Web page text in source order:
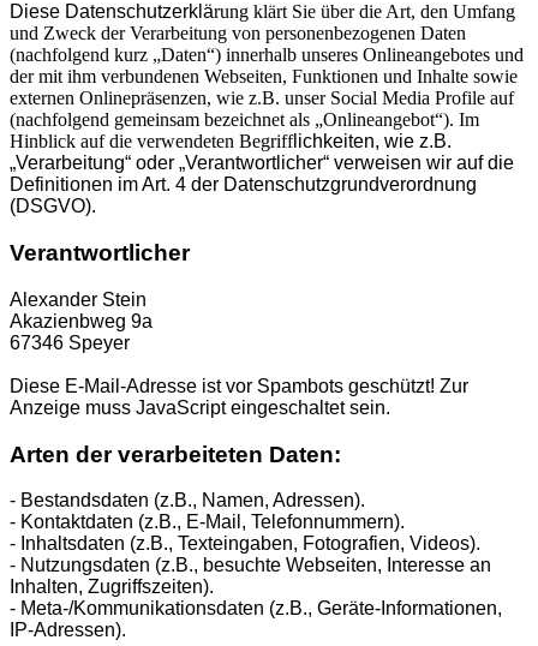
Diese Datenschutzerklärung klärt Sie über die Art, den Umfang
und Zweck der Verarbeitung von personenbezogenen Daten
(nachfolgend kurz „Daten“) innerhalb unseres Onlineangebotes und
der mit ihm verbundenen Webseiten, Funktionen und Inhalte sowie
externen Onlinepräsenzen, wie z.B. unser Social Media Profile auf
(nachfolgend gemeinsam bezeichnet als „Onlineangebot“). Im
Hinblick auf die verwendeten Begrifflichkeiten, wie z.B.
„Verarbeitung“ oder „Verantwortlicher“ verweisen wir auf die
Definitionen im Art. 4 der Datenschutzgrundverordnung
(DSGVO).
Verantwortlicher
Alexander Stein
Akazienbweg 9a
67346 Speyer
Diese E-Mail-Adresse ist vor Spambots geschützt! Zur
Anzeige muss JavaScript eingeschaltet sein.
Arten der verarbeiteten Daten:
- Bestandsdaten (z.B., Namen, Adressen).
- Kontaktdaten (z.B., E-Mail, Telefonnummern).
- Inhaltsdaten (z.B., Texteingaben, Fotografien, Videos).
- Nutzungsdaten (z.B., besuchte Webseiten, Interesse an
Inhalten, Zugriffszeiten).
- Meta-/Kommunikationsdaten (z.B., Geräte-Informationen,
IP-Adressen).